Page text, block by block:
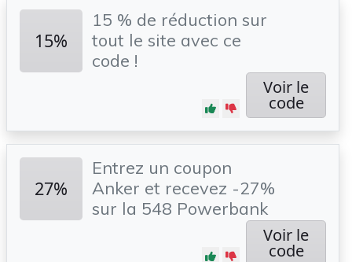
15%
15 % de réduction sur
tout le site avec ce
code !
Voir le
code
27%
Entrez un coupon
Anker et recevez -27%
sur la 548 Powerbank
Voir le
code